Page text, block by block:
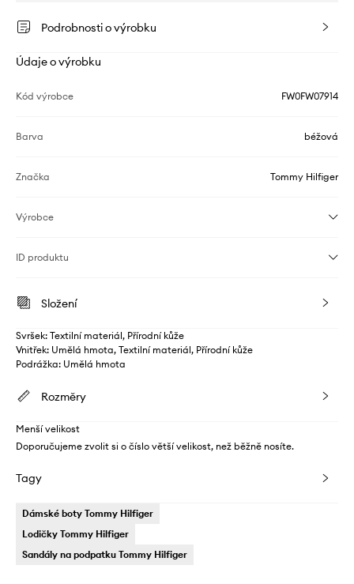
Podrobnosti o výrobku
Údaje o výrobku
Kód výrobce FW0FW07914
Barva béžová
Značka Tommy Hilfiger
Výrobce
ID produktu
Složení
Svršek: Textilní materiál, Přírodní kůže
Vnitřek: Umělá hmota, Textilní materiál, Přírodní kůže
Podrážka: Umělá hmota
Rozměry
Menší velikost
Doporučujeme zvolit si o číslo větší velikost, než běžně nosíte.
Tagy
Dámské boty Tommy Hilfiger
Lodičky Tommy Hilfiger
Sandály na podpatku Tommy Hilfiger